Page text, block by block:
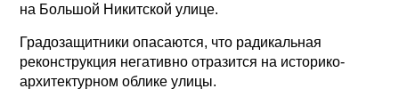
на Большой Никитской улице.
Градозащитники опасаются, что радикальная
реконструкция негативно отразится на историко-
архитектурном облике улицы.